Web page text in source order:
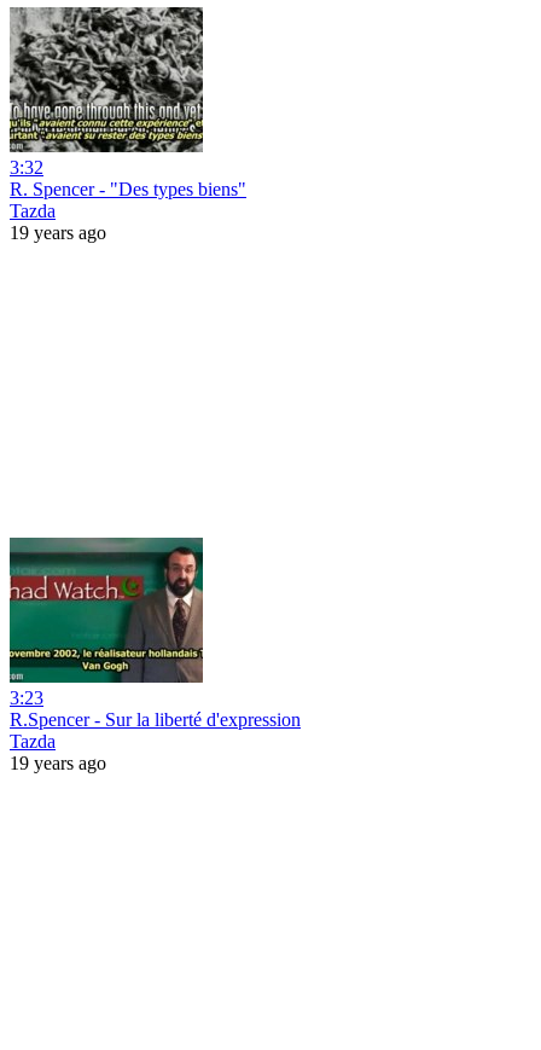
3:32
R. Spencer - "Des types biens"
Tazda
19 years ago
3:23
R.Spencer - Sur la liberté d'expression
Tazda
19 years ago